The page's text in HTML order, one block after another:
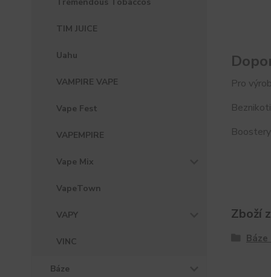
TIM JUICE
Uahu
VAMPIRE VAPE
Vape Fest
VAPEMPIRE
Vape Mix
VapeTown
VAPY
VINC
Báze
Pro
Zboží